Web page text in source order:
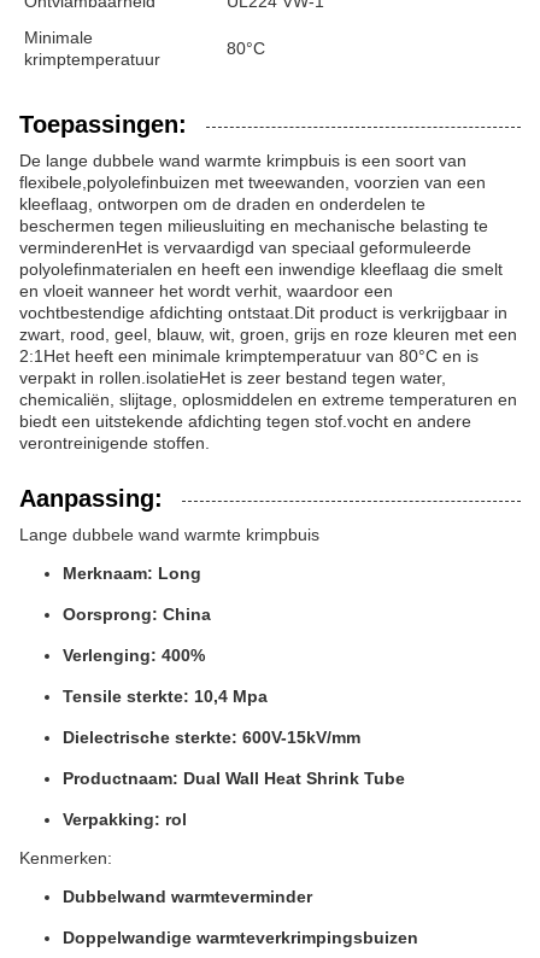
Minimale
krimptemperatuur
80°C
Toepassingen:
De lange dubbele wand warmte krimpbuis is een soort van
flexibele,polyolefinbuizen met tweewanden, voorzien van een
kleeflaag, ontworpen om de draden en onderdelen te
beschermen tegen milieusluiting en mechanische belasting te
verminderenHet is vervaardigd van speciaal geformuleerde
polyolefinmaterialen en heeft een inwendige kleeflaag die smelt
en vloeit wanneer het wordt verhit, waardoor een
vochtbestendige afdichting ontstaat.Dit product is verkrijgbaar in
zwart, rood, geel, blauw, wit, groen, grijs en roze kleuren met een
2:1Het heeft een minimale krimptemperatuur van 80°C en is
verpakt in rollen.isolatieHet is zeer bestand tegen water,
chemicaliën, slijtage, oplosmiddelen en extreme temperaturen en
biedt een uitstekende afdichting tegen stof.vocht en andere
verontreinigende stoffen.
Aanpassing:
Lange dubbele wand warmte krimpbuis
Merknaam: Long
Oorsprong: China
Verlenging: 400%
Tensile sterkte: 10,4 Mpa
Dielectrische sterkte: 600V-15kV/mm
Productnaam: Dual Wall Heat Shrink Tube
Verpakking: rol
Kenmerken:
Dubbelwand warmteverminder
Doppelwandige warmteverkrimpingsbuizen